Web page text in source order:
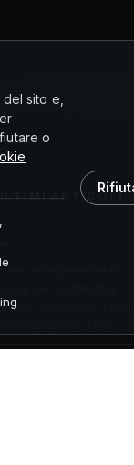
ARTICOLI
scegliere l'auto
sicurezza, costi e
sito e,
o